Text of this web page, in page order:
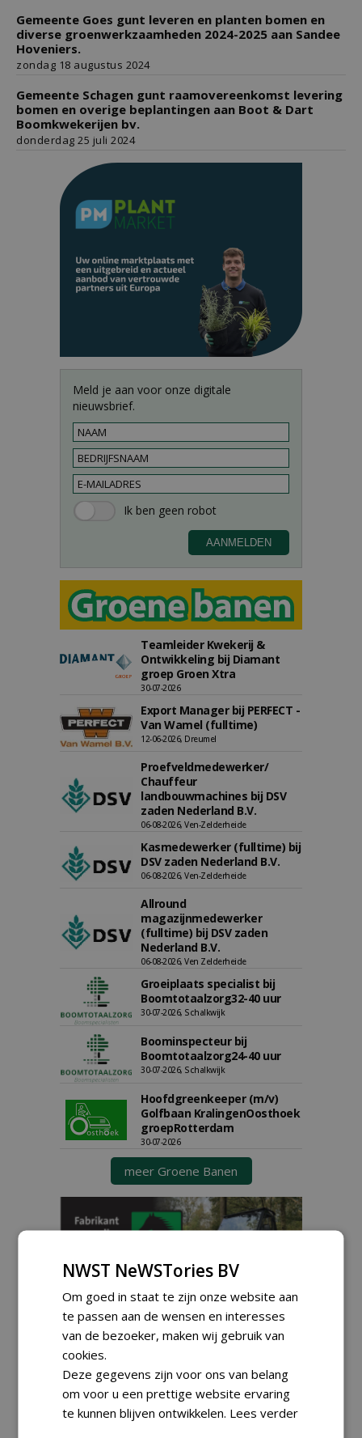
Gemeente Goes gunt leveren en planten bomen en
diverse groenwerkzaamheden 2024-2025 aan Sandee
Hoveniers.
zondag 18 augustus 2024
Gemeente Schagen gunt raamovereenkomst levering
bomen en overige beplantingen aan Boot & Dart
Boomkwekerijen bv.
donderdag 25 juli 2024
Meld je aan voor onze digitale
nieuwsbrief.
Teamleider Kwekerij &
Ontwikkeling bij Diamant
groep Groen Xtra
30-07-2026
Export Manager bij PERFECT -
Van Wamel (fulltime)
12-06-2026, Dreumel
Proefveldmedewerker/
Chauffeur
landbouwmachines bij DSV
zaden Nederland B.V.
06-08-2026, Ven-Zelderheide
Kasmedewerker (fulltime) bij
DSV zaden Nederland B.V.
06-08-2026, Ven-Zelderheide
Allround
magazijnmedewerker
(fulltime) bij DSV zaden
Nederland B.V.
06-08-2026, Ven Zelderheide
Groeiplaats specialist bij
Boomtotaalzorg32-40 uur
30-07-2026, Schalkwijk
Boominspecteur bij
Boomtotaalzorg24-40 uur
30-07-2026, Schalkwijk
Hoofdgreenkeeper (m/v)
Golfbaan KralingenOosthoek
groepRotterdam
30-07-2026
meer Groene Banen
GREEN OUTLET
Iedereen kan gratis kleine advertenties
plaatsen via zijn eigen account.
Plaats een gratis advertentie
NWST NeWSTories BV
Om goed in staat te zijn onze website aan
te passen aan de wensen en interesses
van de bezoeker, maken wij gebruik van
cookies.
Deze gegevens zijn voor ons van belang
om voor u een prettige website ervaring
te kunnen blijven ontwikkelen. Lees verder